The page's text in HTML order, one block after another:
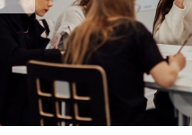
Сведения об
образовательной
организации
ENG SPN CHI